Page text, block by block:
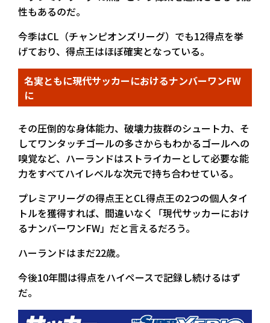
性もあるのだ。
今季はCL（チャンピオンズリーグ）でも12得点を挙
げており、得点王はほぼ確実となっている。
名実ともに現代サッカーにおけるナンバーワンFW
に
その圧倒的な身体能力、破壊力抜群のシュート力、そ
してワンタッチゴールの多さからもわかるゴールへの
嗅覚など、ハーランドはストライカーとして必要な能
力をすべてハイレベルな次元で持ち合わせている。
プレミアリーグの得点王とCL得点王の2つの個人タイ
トルを獲得すれば、間違いなく「現代サッカーにおけ
るナンバーワンFW」だと言えるだろう。
ハーランドはまだ22歳。
今後10年間は得点をハイペースで記録し続けるはず
だ。